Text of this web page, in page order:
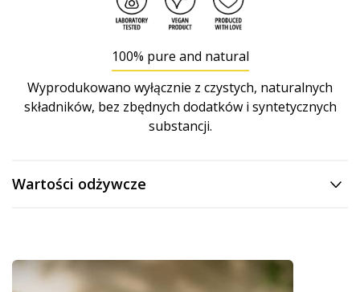
100% pure and natural
Wyprodukowano wyłącznie z czystych, naturalnych
składników, bez zbędnych dodatków i syntetycznych
substancji.
Wartości odżywcze